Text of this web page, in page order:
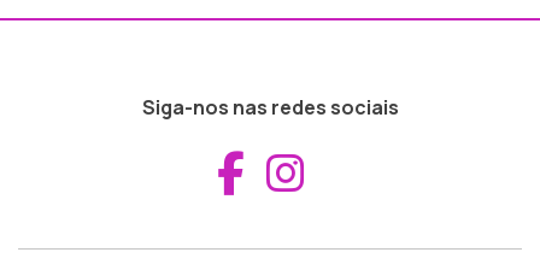
Siga-nos nas redes sociais
Aceder ao